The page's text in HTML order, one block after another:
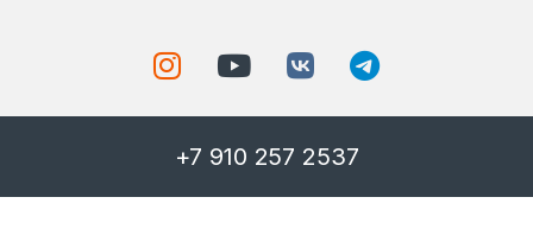
+7 910 257 2537